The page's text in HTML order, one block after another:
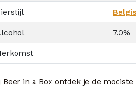
7.0%
Beer in a Box ontdek je de